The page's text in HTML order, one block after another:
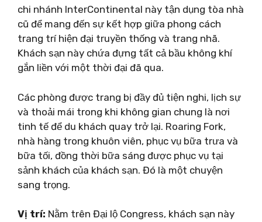
chi nhánh InterContinental này tận dụng tòa nhà
cũ để mang đến sự kết hợp giữa phong cách
trang trí hiện đại truyền thống và trang nhã.
Khách sạn này chứa đựng tất cả bầu không khí
gắn liền với một thời đại đã qua.
Các phòng được trang bị đầy đủ tiện nghi, lịch sự
và thoải mái trong khi không gian chung là nơi
tinh tế để du khách quay trở lại. Roaring Fork,
nhà hàng trong khuôn viên, phục vụ bữa trưa và
bữa tối, đồng thời bữa sáng được phục vụ tại
sảnh khách của khách sạn. Đó là một chuyện
sang trọng.
Vị trí: Nằm trên Đại lộ Congress, khách sạn này